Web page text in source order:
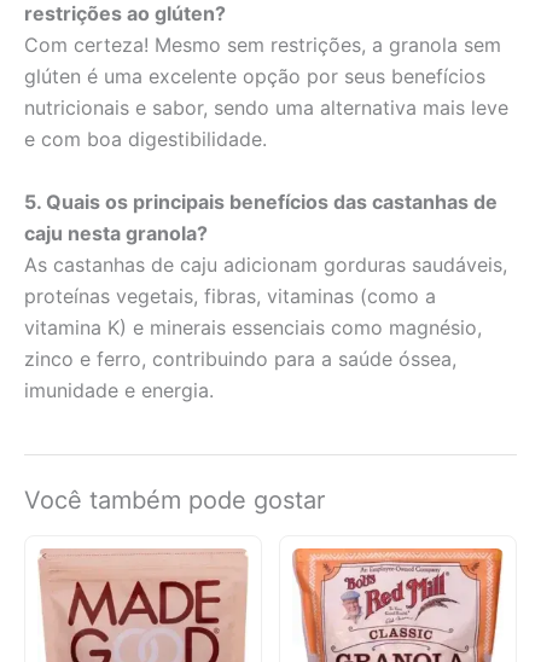
restrições ao glúten?
Com certeza! Mesmo sem restrições, a granola sem
glúten é uma excelente opção por seus benefícios
nutricionais e sabor, sendo uma alternativa mais leve
e com boa digestibilidade.
5. Quais os principais benefícios das castanhas de
caju nesta granola?
As castanhas de caju adicionam gorduras saudáveis,
proteínas vegetais, fibras, vitaminas (como a
vitamina K) e minerais essenciais como magnésio,
zinco e ferro, contribuindo para a saúde óssea,
imunidade e energia.
Você também pode gostar